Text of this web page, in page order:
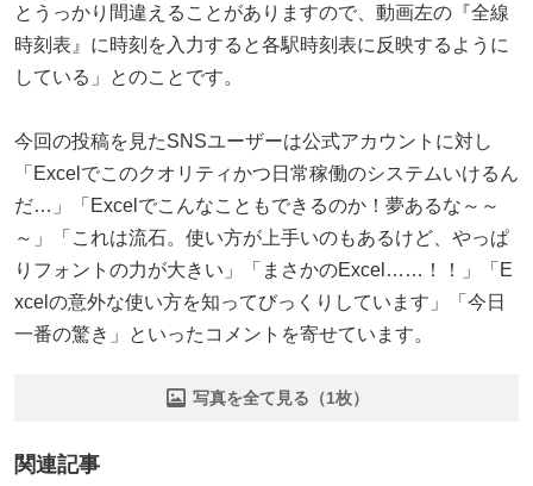
とうっかり間違えることがありますので、動画左の『全線
時刻表』に時刻を入力すると各駅時刻表に反映するように
している」とのことです。
今回の投稿を見たSNSユーザーは公式アカウントに対し
「Excelでこのクオリティかつ日常稼働のシステムいけるん
だ…」「Excelでこんなこともできるのか！夢あるな～～
～」「これは流石。使い方が上手いのもあるけど、やっぱ
りフォントの力が大きい」「まさかのExcel……！！」「E
xcelの意外な使い方を知ってびっくりしています」「今日
一番の驚き」といったコメントを寄せています。
写真を全て見る（1枚）
関連記事